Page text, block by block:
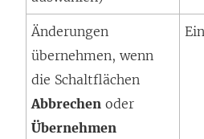
Änderungen
übernehmen, wenn
die Schaltflächen
Abbrechen oder
Übernehmen